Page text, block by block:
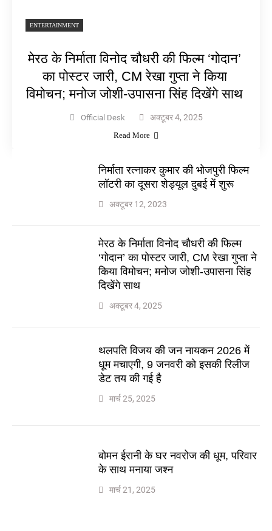
ENTERTAINMENT
मेरठ के निर्माता विनोद चौधरी की फिल्म ‘गोदान’
का पोस्टर जारी, CM रेखा गुप्ता ने किया
विमोचन; मनोज जोशी-उपासना सिंह दिखेंगे साथ
Official Desk अक्टूबर 4, 2025
Read More
निर्माता रत्नाकर कुमार की भोजपुरी फिल्म
लॉटरी का दूसरा शेड्यूल दुबई में शुरू
अक्टूबर 12, 2023
मेरठ के निर्माता विनोद चौधरी की फिल्म
‘गोदान’ का पोस्टर जारी, CM रेखा गुप्ता ने
किया विमोचन; मनोज जोशी-उपासना सिंह
दिखेंगे साथ
अक्टूबर 4, 2025
थलपति विजय की जन नायकन 2026 में
धूम मचाएगी, 9 जनवरी को इसकी रिलीज
डेट तय की गई है
मार्च 25, 2025
बोमन ईरानी के घर नवरोज की धूम, परिवार
के साथ मनाया जश्न
मार्च 21, 2025